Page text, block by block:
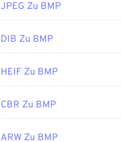
Nützliche Links:
https://
JPEG Zu BMP
DIB Zu BMP
HEIF Zu BMP
CBR Zu BMP
ARW Zu BMP